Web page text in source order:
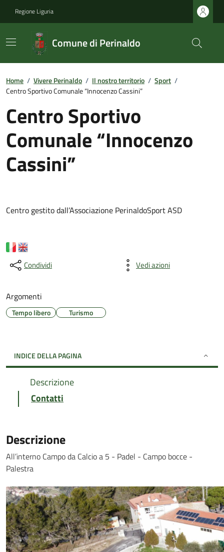
Regione Liguria
Comune di Perinaldo
Home / Vivere Perinaldo / Il nostro territorio / Sport /
Centro Sportivo Comunale “Innocenzo Cassini”
Centro Sportivo
Comunale “Innocenzo
Cassini”
Centro gestito dall’Associazione PerinaldoSport ASD
Condividi Vedi azioni
Argomenti
Tempo libero Turismo
INDICE DELLA PAGINA
Descrizione
Contatti
Descrizione
All’interno Campo da Calcio a 5 - Padel - Campo bocce -
Palestra